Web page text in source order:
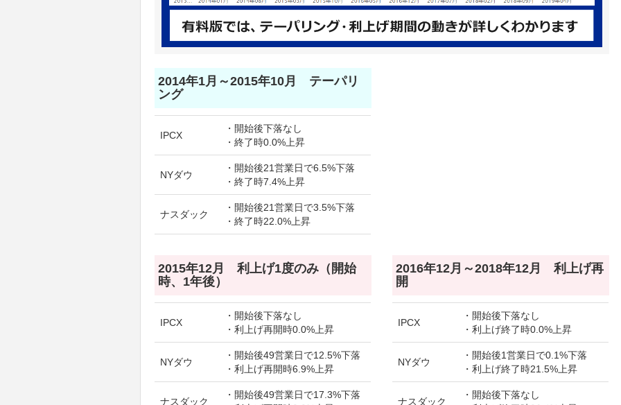
2014年1月～2015年10月 テーパリ
ング
IPCX
・開始後下落なし
・終了時0.0%上昇
NYダウ
・開始後21営業日で6.5%下落
・終了時7.4%上昇
ナスダック
・開始後21営業日で3.5%下落
・終了時22.0%上昇
2015年12月 利上げ1度のみ（開始
時、1年後）
IPCX
・開始後下落なし
・利上げ再開時0.0%上昇
NYダウ
・開始後49営業日で12.5%下落
・利上げ再開時6.9%上昇
ナスダック
・開始後49営業日で17.3%下落
2016年12月～2018年12月 利上げ再
開
IPCX
・開始後下落なし
・利上げ終了時0.0%上昇
NYダウ
・開始後1営業日で0.1%下落
・利上げ終了時21.5%上昇
ナスダック
・開始後下落なし